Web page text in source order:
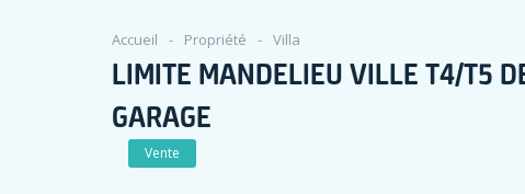
Accueil Propriété Villa
LIMITE MANDELIEU VILLE T4/T5
GARAGE
Vente